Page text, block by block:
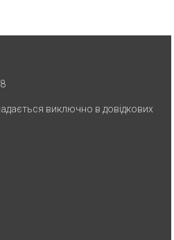
виключно в довідкових